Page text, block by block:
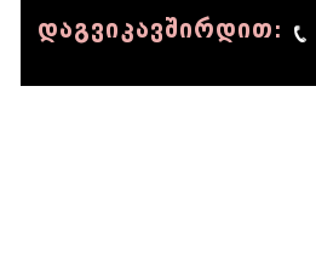
დაგვიკავშირდით: